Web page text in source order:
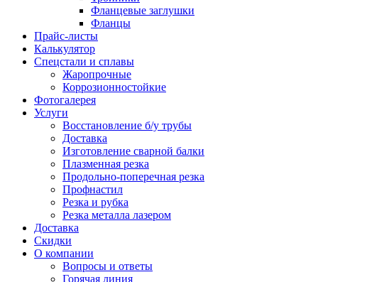
Фланцевые заглушки
Фланцы
Прайс-листы
Калькулятор
Спецстали и сплавы
Жаропрочные
Коррозионностойкие
Фотогалерея
Услуги
Восстановление б/у трубы
Доставка
Изготовление сварной балки
Плазменная резка
Продольно-поперечная резка
Профнастил
Резка и рубка
Резка металла лазером
Доставка
Скидки
О компании
Вопросы и ответы
Горячая линия